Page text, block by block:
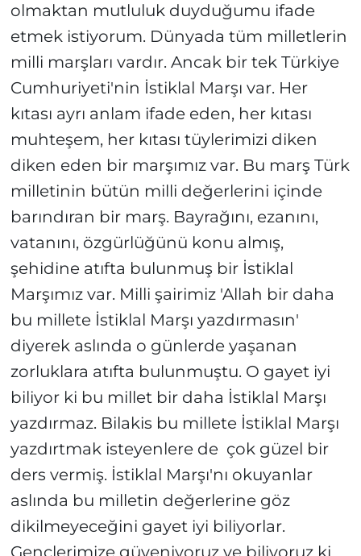
olmaktan mutluluk duyduğumu ifade
etmek istiyorum. Dünyada tüm milletlerin
milli marşları vardır. Ancak bir tek Türkiye
Cumhuriyeti'nin İstiklal Marşı var. Her
kıtası ayrı anlam ifade eden, her kıtası
muhteşem, her kıtası tüylerimizi diken
diken eden bir marşımız var. Bu marş Türk
milletinin bütün milli değerlerini içinde
barındıran bir marş. Bayrağını, ezanını,
vatanını, özgürlüğünü konu almış,
şehidine atıfta bulunmuş bir İstiklal
Marşımız var. Milli şairimiz 'Allah bir daha
bu millete İstiklal Marşı yazdırmasın'
diyerek aslında o günlerde yaşanan
zorluklara atıfta bulunmuştu. O gayet iyi
biliyor ki bu millet bir daha İstiklal Marşı
yazdırmaz. Bilakis bu millete İstiklal Marşı
yazdırtmak isteyenlere de çok güzel bir
ders vermiş. İstiklal Marşı'nı okuyanlar
aslında bu milletin değerlerine göz
dikilmeyeceğini gayet iyi biliyorlar.